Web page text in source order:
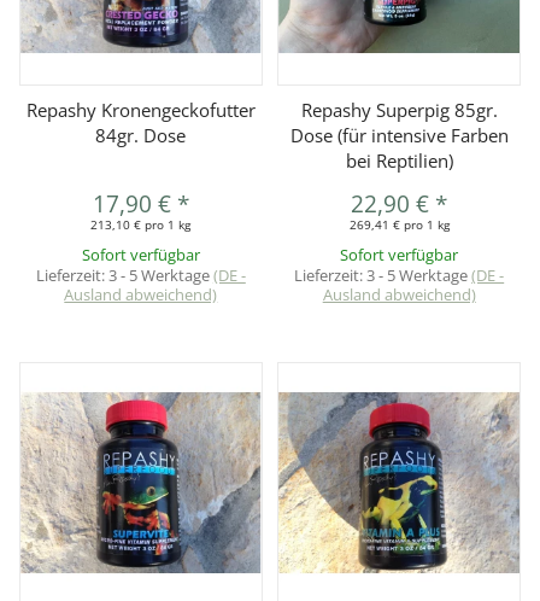
Repashy Kronengeckofutter
84gr. Dose
17,90 € *
213,10 € pro 1 kg
Sofort verfügbar
Lieferzeit:3 - 5 Werktage(DE -
Ausland abweichend)
Repashy Superpig 85gr.
Dose (für intensive Farben
bei Reptilien)
22,90 € *
269,41 € pro 1 kg
Sofort verfügbar
Lieferzeit:3 - 5 Werktage(DE -
Ausland abweichend)